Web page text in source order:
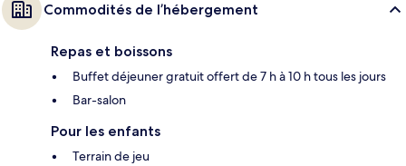
Commodités de l’hébergement
Repas et boissons
Buffet déjeuner gratuit offert de 7 h à 10 h tous les jours
Bar-salon
Pour les enfants
Terrain de jeu